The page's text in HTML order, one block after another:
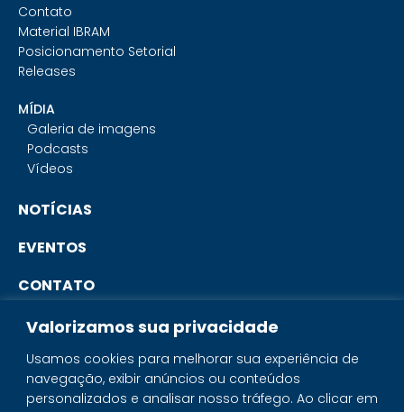
Valorizamos sua privacidade
Usamos cookies para melhorar sua experiência de
navegação, exibir anúncios ou conteúdos
personalizados e analisar nosso tráfego. Ao clicar em
Contato
Material IBRAM
Posicionamento Setorial
Releases
MÍDIA
Galeria de imagens
Podcasts
Vídeos
NOTÍCIAS
EVENTOS
CONTATO
PORTAL DO ASSOCIADO
SISTEMA IBRAM